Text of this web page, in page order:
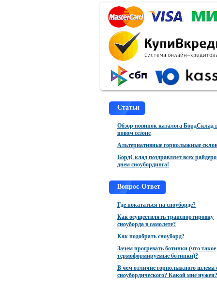
Head
Iceberger
Joint
Jones
K2
Kama
KHW
Laplandic
Lensoyoo
Level
LibTech
Luckyboo
Marpetti
Maxcity
Menabo
Mia
Mitt
Nidecker
Статьи
Обзор новинок каталога БордСклад
новом сезоне
Альтернативные горнолыжные
БордСклад поздравляет всех
днем сноубординга!
Вопрос-Ответ
Где покататься на сноуборде?
Как осуществлять транспортировку
сноуборда в самолете?
Как подобрать сноуборд?
Зачем прогревать ботинки (что такое
термоформируемые ботинки)?
В чем отличие горнолыжного шлема
сноубордического? Какой мне нужен?